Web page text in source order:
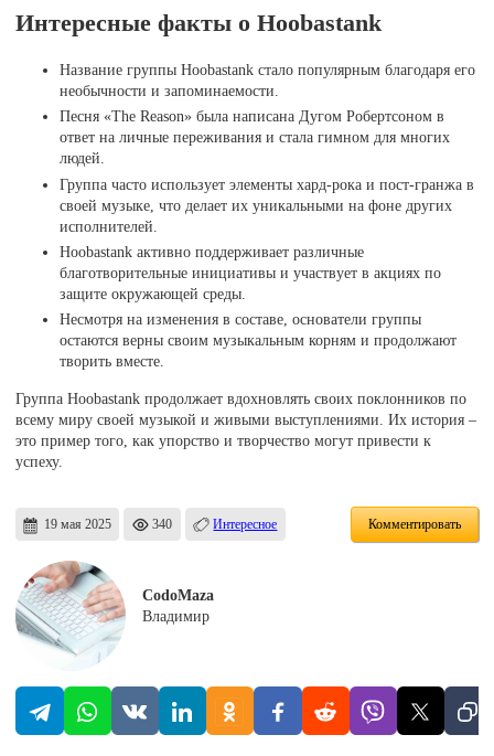
Интересные факты о Hoobastank
Название группы Hoobastank стало популярным благодаря его
необычности и запоминаемости.
Песня «The Reason» была написана Дугом Робертсоном в
ответ на личные переживания и стала гимном для многих
людей.
Группа часто использует элементы хард-рока и пост-гранжа в
своей музыке, что делает их уникальными на фоне других
исполнителей.
Hoobastank активно поддерживает различные
благотворительные инициативы и участвует в акциях по
защите окружающей среды.
Несмотря на изменения в составе, основатели группы
остаются верны своим музыкальным корням и продолжают
творить вместе.
Группа Hoobastank продолжает вдохновлять своих поклонников по
всему миру своей музыкой и живыми выступлениями. Их история –
это пример того, как упорство и творчество могут привести к
успеху.
19 мая 2025 340 Интересное Комментировать
CodoMaza
Владимир